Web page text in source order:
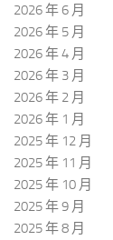
2026 年 6 月
2026 年 5 月
2026 年 4 月
2026 年 3 月
2026 年 2 月
2026 年 1 月
2025 年 12 月
2025 年 11 月
2025 年 10 月
2025 年 9 月
2025 年 8 月